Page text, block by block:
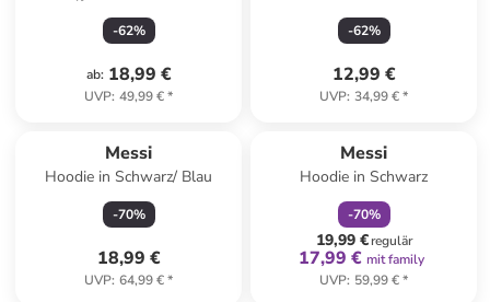
-62%
ab: 18,99 €
UVP: 49,99 €*
-62%
12,99 €
UVP: 34,99 €*
Messi
Hoodie in Schwarz/ Blau
-70%
18,99 €
UVP: 64,99 €*
Messi
Hoodie in Schwarz
-70%
19,99 €regulär
17,99 € mit family
UVP: 59,99 €*